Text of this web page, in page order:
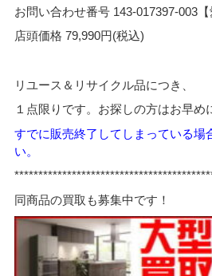
お問い合わせ番号 143-017397-003【
店頭価格 79,990円(税込)
リユース＆リサイクル品につき、
１点限りです。お探しの方はお早め
すでに販売終了してしまっている場
い。
*****
同商品の買取も募集中です！